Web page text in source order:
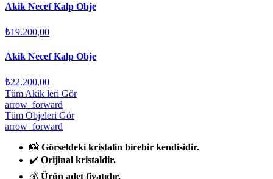
Akik Necef Kalp Obje
₺19.200,00
Akik Necef Kalp Obje
₺22.200,00
Tüm Akik leri Gör
arrow_forward
Tüm Objeleri Gör
arrow_forward
📸 Görseldeki kristalin birebir kendisidir.
✔️ Orijinal kristaldir.
💰 Ürün adet fiyatıdır.